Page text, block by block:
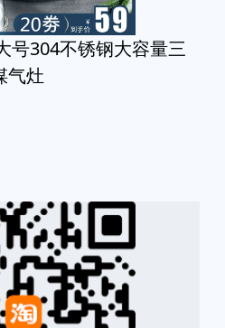
号304不锈钢大容量三
气灶